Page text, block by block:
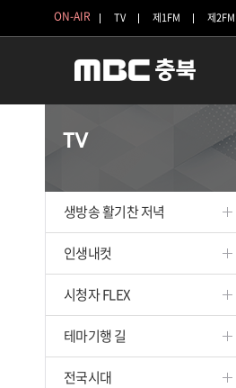
ON-AIR TV 제1FM 제2FM
TV
생방송 활기찬 저녁
인생내컷
시청자 FLEX
테마기행 길
전국시대